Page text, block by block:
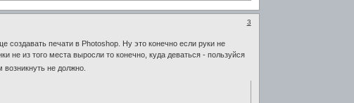
3
создавать печати в Photoshop. Ну это конечно если руки не
из того места выросли то конечно, куда деваться - пользуйся
возникнуть не должно.